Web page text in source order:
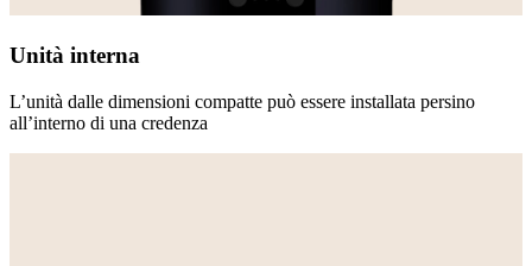
Unità interna
L’unità dalle dimensioni compatte può essere installata persino
all’interno di una credenza